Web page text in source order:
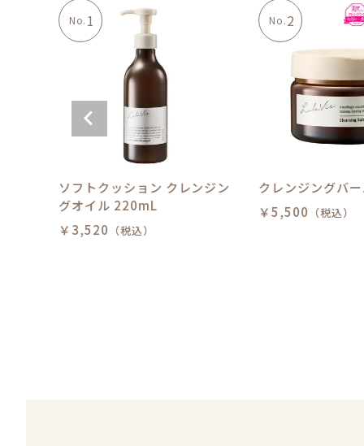
ソフトクッション クレンジン
グオイル 220mL
￥3,520 （税込）
クレンジングバ
￥5,500 （税込）